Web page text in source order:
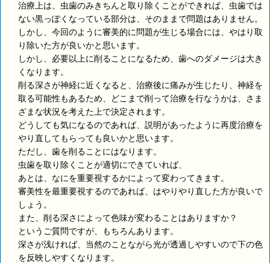
治療上は、虫歯のみきちんと取り除くことができれば、虫歯では
ない黒っぽくなっている部分は、そのままで問題はありません。
しかし、今回のように審美的に問題が生じる場合には、やはり取
り除いた方が良いかと思います。
しかし、必要以上に削ることになるため、歯へのダメージは大き
くなります。
削る深さが神経に近くなると、治療後に痛みが生じたり、神経を
取る可能性もあるため、どこまで削って治療を行なうかは、さま
ざまな状況を考えた上で決定されます。
どうしても気になるのであれば、説明があったように再度治療を
やり直してもらっても良いかと思います。
ただし、歯を削ることにはなります。
虫歯を取り除くことが適切にできていれば、
あとは、なにを重要視するかによって変わってきます。
審美性を最重要視するのであれば、はやりやり直した方が良いで
しょう。
また、削る深さによって色味が変わることはありますか？
というご質問ですが、もちろんあります。
深さが浅ければ、当然のことながら光が透過しやすいので下の色
を反映しやすくなります。